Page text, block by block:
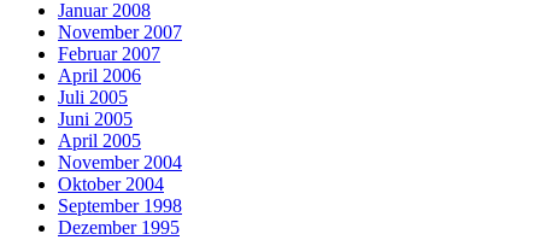
Januar 2008
November 2007
Februar 2007
April 2006
Juli 2005
Juni 2005
April 2005
November 2004
Oktober 2004
September 1998
Dezember 1995